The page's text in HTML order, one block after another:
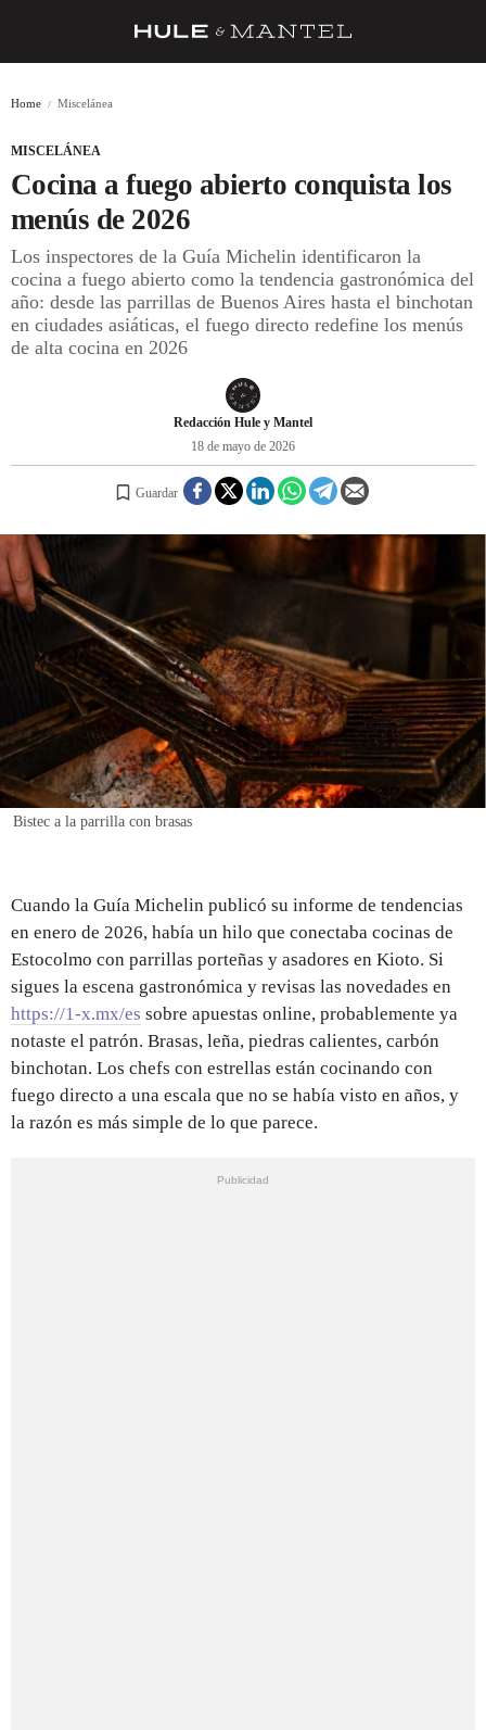
BARRAS Y ESTRELLAS
DÓNDE COMER
ÍDOLOS DE MESAS
CUADERNO DE VIAJE
A CUCHILLO
REGISTRO
INICIAR SESIÓN
Home Miscelánea
MISCELÁNEA
Cocina a fuego abierto conquista los
menús de 2026
Los inspectores de la Guía Michelin identificaron la
cocina a fuego abierto como la tendencia gastronómica del
año: desde las parrillas de Buenos Aires hasta el binchotan
en ciudades asiáticas, el fuego directo redefine los menús
de alta cocina en 2026
Redacción Hule y Mantel
18 de mayo de 2026
Guardar
Bistec a la parrilla con brasas
Cuando la Guía Michelin publicó su informe de tendencias
en enero de 2026, había un hilo que conectaba cocinas de
Estocolmo con parrillas porteñas y asadores en Kioto. Si
sigues la escena gastronómica y revisas las novedades en
https://1-x.mx/es sobre apuestas online, probablemente ya
notaste el patrón. Brasas, leña, piedras calientes, carbón
binchotan. Los chefs con estrellas están cocinando con
fuego directo a una escala que no se había visto en años, y
la razón es más simple de lo que parece.